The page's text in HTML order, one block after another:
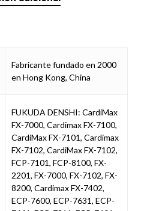
Fabricante fundado en 2000
en Hong Kong, China
FUKUDA DENSHI: CardiMax
FX-7000, Cardimax FX-7100,
CardiMax FX-7101, Cardimax
FX-7102, CardiMax FX-7102,
FCP-7101, FCP-8100, FX-
2201, FX-7000, FX-7102, FX-
8200, Cardimax FX-7402,
ECP-7600, ECP-7631, ECP-